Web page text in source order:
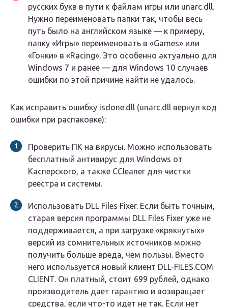
русских букв в пути к файлам игры или unarc.dll.
Нужно переименовать папки так, чтобы весь
путь было на английском языке — к примеру,
папку «Игры» переименовать в «Games» или
«Гонки» в «Racing». Это особенно актуально для
Windows 7 и ранее — для Windows 10 случаев
ошибки по этой причине найти не удалось.
Как исправить ошибку isdone.dll (unarc.dll вернул код
ошибки при распаковке):
Проверить ПК на вирусы. Можно использовать
бесплатный антивирус для Windows от
Касперского, а также CCleaner для чистки
реестра и системы.
Использовать DLL Files Fixer. Если быть точным,
старая версия программы DLL Files Fixer уже не
поддерживается, а при загрузке «крякнутых»
версий из сомнительных источников можно
получить больше вреда, чем пользы. Вместо
него используется новый клиент DLL-FILES.COM
CLIENT. Он платный, стоит 699 рублей, однако
производитель дает гарантию и возвращает
средства, если что-то идет не так. Если нет